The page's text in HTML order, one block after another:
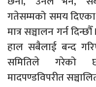
गतेसम्मको समय दिएका
मात्र सञ्चालन गर्न
हाल सबैलाई बन्द
समितिले गरेको
मादपण्डविपरीत